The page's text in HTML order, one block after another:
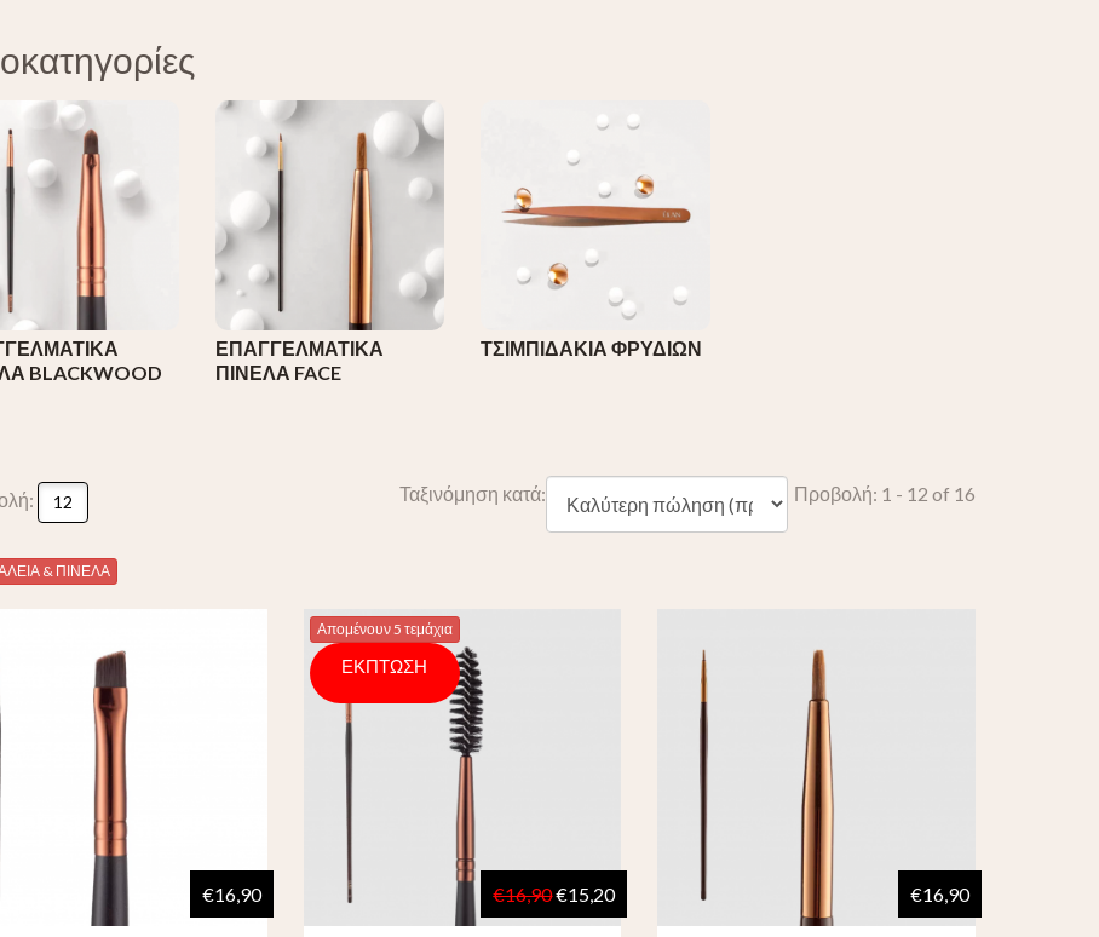
BLACKWOOD
ΕΠΑΓΓΕΛΜΑΤΙΚΑ
ΠΙΝΕΛΑ FACE
ΤΣΙΜΠΙΔΑΚΙΑ ΦΡΥΔΙΩΝ
12 Προβολή: 1 - 12 of 16
Ταξινόμηση κατά:
& ΠΙΝΕΛΑ
€16,90
Απομένουν 5 τεμάχια
ΕΚΠΤΩΣΗ
€16,90€15,20 €16,90